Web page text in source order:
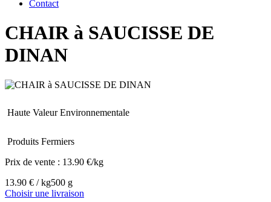
Contact
CHAIR à SAUCISSE DE
DINAN
Haute Valeur Environnementale
Produits Fermiers
Prix de vente : 13.90 €/kg
13.90 € / kg500 g
Choisir une livraison